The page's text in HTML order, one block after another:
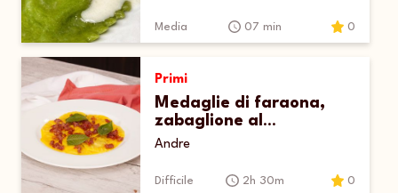
Media 07 min 0
Primi
Medaglie di faraona,
zabaglione al
parmigiano e prosciutto
Andre
Difficile 2h 30m 0